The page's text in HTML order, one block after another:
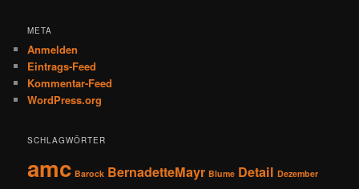
META
Anmelden
Eintrags-Feed
Kommentar-Feed
WordPress.org
SCHLAGWÖRTER
amc Barock BernadetteMayr Blume Detail Dezember